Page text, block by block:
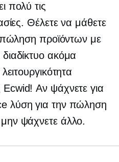
πολύ τις
Θέλετε να μάθετε
πώληση προϊόντων με
ακόμα
Αν ψάχνετε για
λύση για την πώληση
ψάχνετε άλλο.